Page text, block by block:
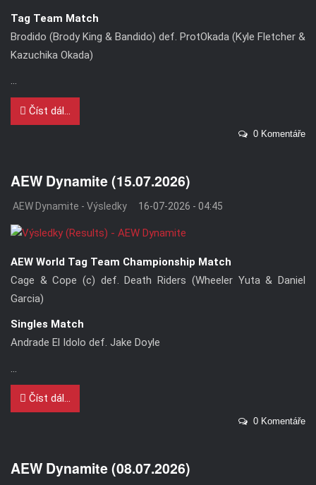
Tag Team Match
Brodido (Brody King & Bandido) def. ProtOkada (Kyle Fletcher &
Kazuchika Okada)
...
Číst dál...
0 Komentáře
AEW Dynamite (15.07.2026)
AEW Dynamite - Výsledky 16-07-2026 - 04:45
AEW World Tag Team Championship Match
Cage & Cope (c) def. Death Riders (Wheeler Yuta & Daniel
Garcia)
Singles Match
Andrade El Idolo def. Jake Doyle
Číst dál...
0 Komentáře
AEW Dynamite (08.07.2026)